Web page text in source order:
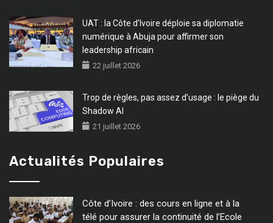
UAT : la Côte d’Ivoire déploie sa diplomatie
numérique à Abuja pour affirmer son
leadership africain
22 juillet 2026
Trop de règles, pas assez d’usage : le piège du
Shadow AI
21 juillet 2026
Actualités Populaires
Côte d’Ivoire : des cours en ligne et à la
télé pour assurer la continuité de l’Ecole